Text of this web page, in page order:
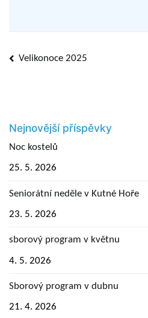
Navigace
Velikonoce 2025
Nejnovější příspěvky
Noc kostelů
25. 5. 2026
Seniorátní neděle v Kutné Hoře
23. 5. 2026
sborový program v květnu
4. 5. 2026
Sborový program v dubnu
21. 4. 2026